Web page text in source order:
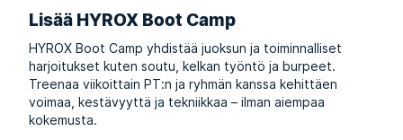
Lisää HYROX Boot Camp
HYROX Boot Camp yhdistää juoksun ja toiminnalliset
harjoitukset kuten soutu, kelkan työntö ja burpeet.
Treenaa viikoittain PT:n ja ryhmän kanssa kehittäen
voimaa, kestävyyttä ja tekniikkaa – ilman aiempaa
kokemusta.